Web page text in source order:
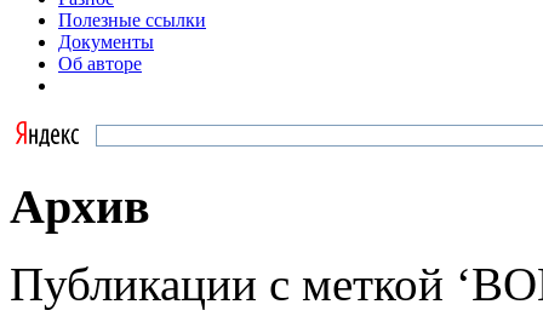
Полезные ссылки
Документы
Об авторе
Архив
Публикации с меткой